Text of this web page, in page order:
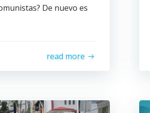
De nuevo es
read more